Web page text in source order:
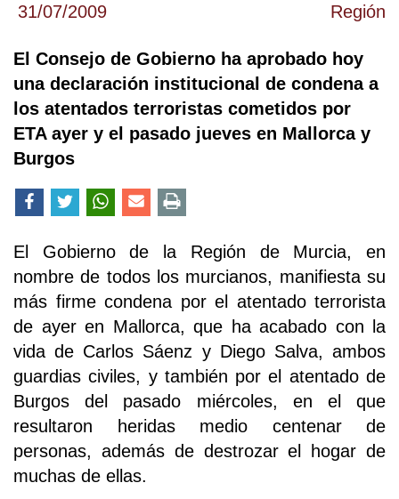
31/07/2009 Región
El Consejo de Gobierno ha aprobado hoy
una declaración institucional de condena a
los atentados terroristas cometidos por
ETA ayer y el pasado jueves en Mallorca y
Burgos
El Gobierno de la Región de Murcia, en
nombre de todos los murcianos, manifiesta su
más firme condena por el atentado terrorista
de ayer en Mallorca, que ha acabado con la
vida de Carlos Sáenz y Diego Salva, ambos
guardias civiles, y también por el atentado de
Burgos del pasado miércoles, en el que
resultaron heridas medio centenar de
personas, además de destrozar el hogar de
muchas de ellas.